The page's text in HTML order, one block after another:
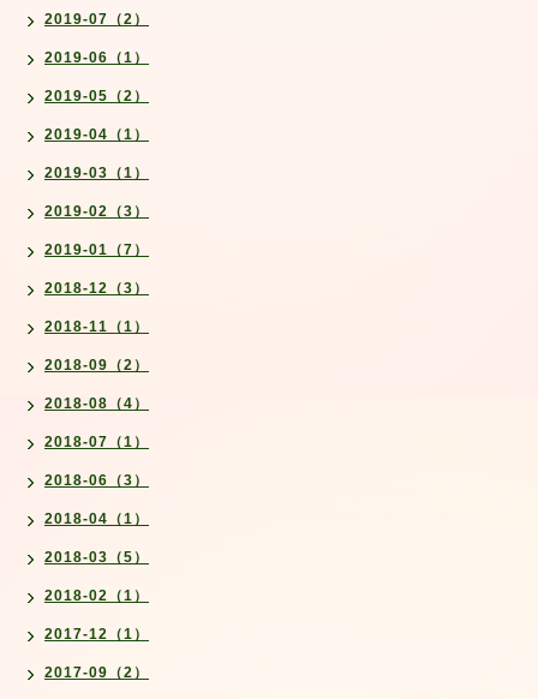
2019-07（2）
2019-06（1）
2019-05（2）
2019-04（1）
2019-03（1）
2019-02（3）
2019-01（7）
2018-12（3）
2018-11（1）
2018-09（2）
2018-08（4）
2018-07（1）
2018-06（3）
2018-04（1）
2018-03（5）
2018-02（1）
2017-12（1）
2017-09（2）